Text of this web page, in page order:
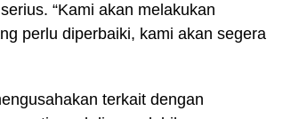
“Kami akan melakukan
perlu diperbaiki, kami akan segera
terkait dengan